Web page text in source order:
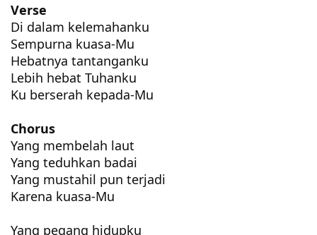
Verse
Di dalam kelemahanku
Sempurna kuasa-Mu
Hebatnya tantanganku
Lebih hebat Tuhanku
Ku berserah kepada-Mu
Chorus
Yang membelah laut
Yang teduhkan badai
Yang mustahil pun terjadi
Karena kuasa-Mu
Yang pegang hidupku